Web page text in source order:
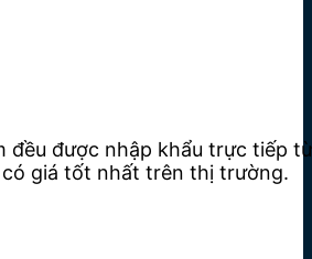
đều được nhập khẩu trực tiếp từ
có giá tốt nhất trên thị trường.